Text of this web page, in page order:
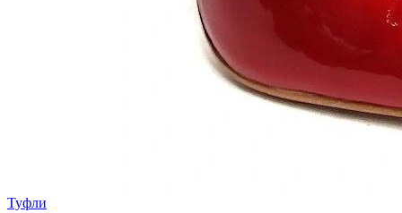
Туфли